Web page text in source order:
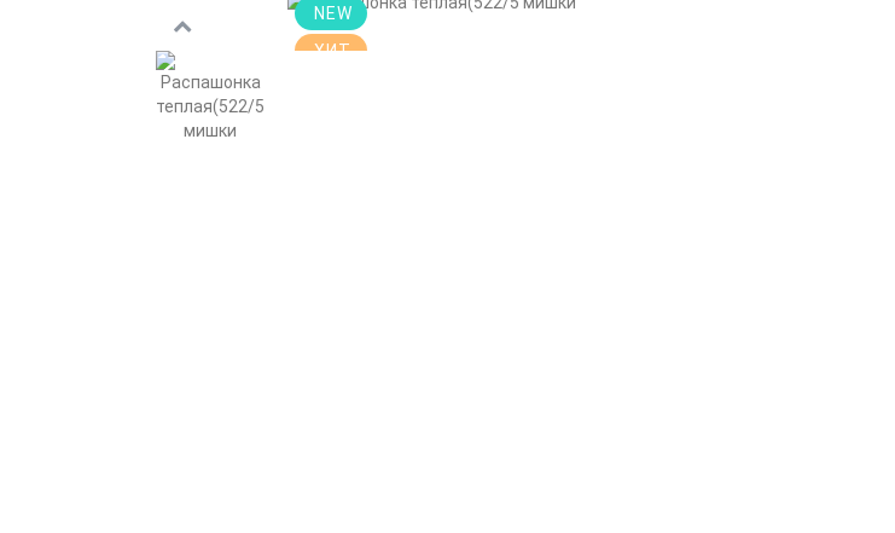
NEW
ХИТ